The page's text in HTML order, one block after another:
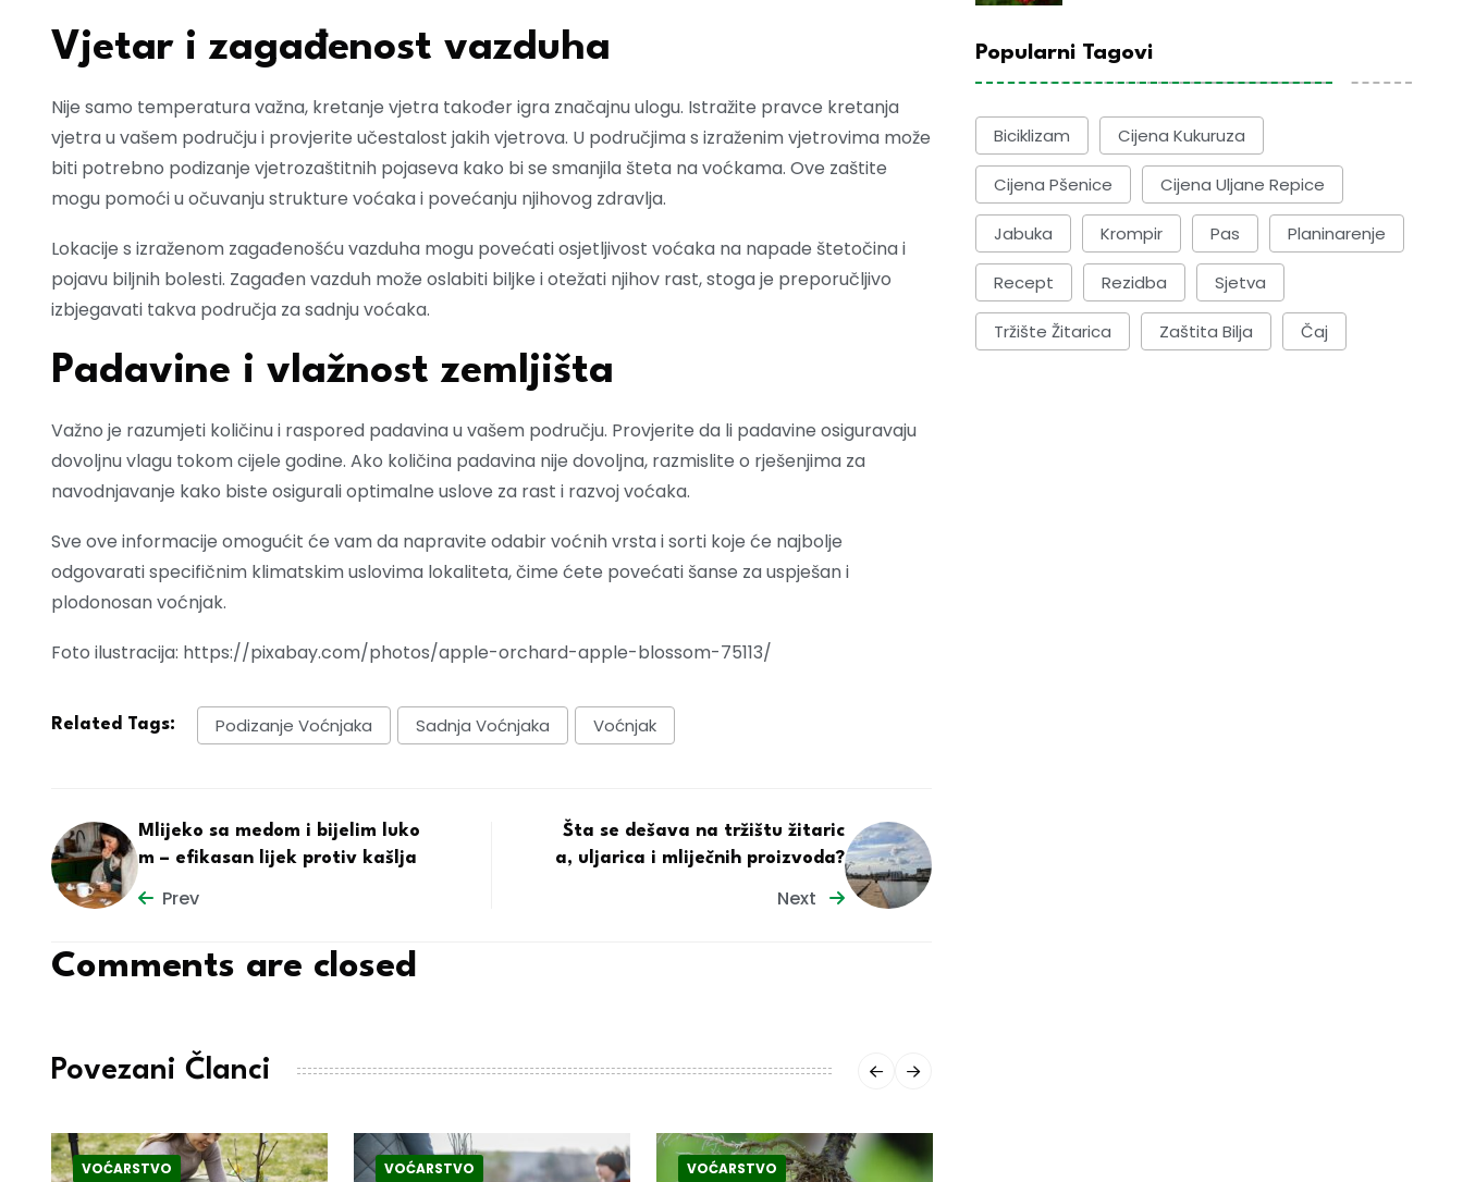
Vjetar i zagađenost vazduha
Nije samo temperatura važna, kretanje vjetra također igra značajnu ulogu. Istražite pravce kretanja
vjetra u vašem području i provjerite učestalost jakih vjetrova. U područjima s izraženim vjetrovima može
biti potrebno podizanje vjetrozaštitnih pojaseva kako bi se smanjila šteta na voćkama. Ove zaštite
mogu pomoći u očuvanju strukture voćaka i povećanju njihovog zdravlja.
Lokacije s izraženom zagađenošću vazduha mogu povećati osjetljivost voćaka na napade štetočina i
pojavu biljnih bolesti. Zagađen vazduh može oslabiti biljke i otežati njihov rast, stoga je preporučljivo
izbjegavati takva područja za sadnju voćaka.
Padavine i vlažnost zemljišta
Važno je razumjeti količinu i raspored padavina u vašem području. Provjerite da li padavine osiguravaju
dovoljnu vlagu tokom cijele godine. Ako količina padavina nije dovoljna, razmislite o rješenjima za
navodnjavanje kako biste osigurali optimalne uslove za rast i razvoj voćaka.
Sve ove informacije omogućit će vam da napravite odabir voćnih vrsta i sorti koje će najbolje
odgovarati specifičnim klimatskim uslovima lokaliteta, čime ćete povećati šanse za uspješan i
plodonosan voćnjak.
Foto ilustracija: https://pixabay.com/photos/apple-orchard-apple-blossom-75113/
Related Tags: Podizanje Voćnjaka Sadnja Voćnjaka Voćnjak
Mlijeko sa medom i bijelim luko
m – efikasan lijek protiv kašlja
Prev
Šta se dešava na tržištu žitaric
a, uljarica i mliječnih proizvoda?
Next
Comments are closed
Povezani Članci
VOĆARSTVO VOĆARSTVO VOĆARSTVO
Popularni Tagovi
Biciklizam Cijena Kukuruza
Cijena Pšenice Cijena Uljane Repice
Jabuka Krompir Pas Planinarenje
Recept Rezidba Sjetva
Tržište Žitarica Zaštita Bilja Čaj